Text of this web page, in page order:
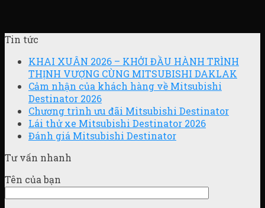
Tin tức
KHAI XUÂN 2026 – KHỞI ĐẦU HÀNH TRÌNH
THỊNH VƯỢNG CÙNG MITSUBISHI DAKLAK
Cảm nhận của khách hàng về Mitsubishi
Destinator 2026
Chương trình ưu đãi Mitsubishi Destinator
Lái thử xe Mitsubishi Destinator 2026
Đánh giá Mitsubishi Destinator
Tư vấn nhanh
Tên của bạn